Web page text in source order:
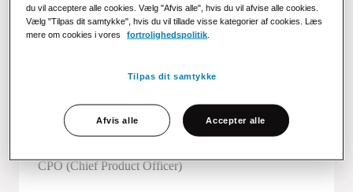
Mattias Norén
CPO (Chief Product Officer)
du vil acceptere alle cookies. Vælg "Afvis alle", hvis du vil afvise alle cookies.
Vælg "Tilpas dit samtykke", hvis du vil tillade visse kategorier af cookies. Læs
mere om cookies i vores
fortrolighedspolitik
Tilpas dit samtykke
Afvis alle Accepter alle